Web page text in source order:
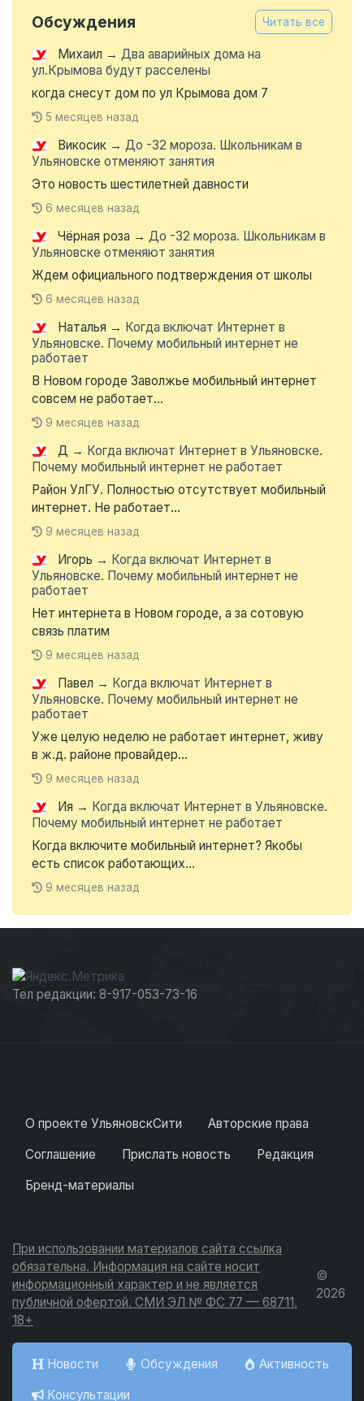
Обсуждения Читать все
Михаил → Два аварийных дома на
ул.Крымова будут расселены
когда снесут дом по ул Крымова дом 7
5 месяцев назад
Викосик → До -32 мороза. Школьникам в
Ульяновске отменяют занятия
Это новость шестилетней давности
6 месяцев назад
Чёрная роза → До -32 мороза. Школьникам в
Ульяновске отменяют занятия
Ждем официального подтверждения от школы
6 месяцев назад
Наталья → Когда включат Интернет в
Ульяновске. Почему мобильный интернет не
работает
В Новом городе Заволжье мобильный интернет
совсем не работает...
9 месяцев назад
Д → Когда включат Интернет в Ульяновске.
Почему мобильный интернет не работает
Район УлГУ. Полностью отсутствует мобильный
интернет. Не работает...
9 месяцев назад
Игорь → Когда включат Интернет в
Ульяновске. Почему мобильный интернет не
работает
Нет интернета в Новом городе, а за сотовую
связь платим
9 месяцев назад
Павел → Когда включат Интернет в
Ульяновске. Почему мобильный интернет не
работает
Уже целую неделю не работает интернет, живу
в ж.д. районе провайдер...
9 месяцев назад
Ия → Когда включат Интернет в Ульяновске.
Почему мобильный интернет не работает
Когда включите мобильный интернет? Якобы
есть список работающих...
9 месяцев назад
Тел редакции: 8-917-053-73-16
О проекте УльяновскСити
Авторские права
Соглашение
Прислать новость
Редакция
Бренд-материалы
При использовании материалов сайта ссылка
обязательна. Информация на сайте носит
информационный характер и не является
публичной офертой. СМИ ЭЛ № ФС 77 — 68711.
18+
©
2026
Новости Обсуждения
Активность
Консультации